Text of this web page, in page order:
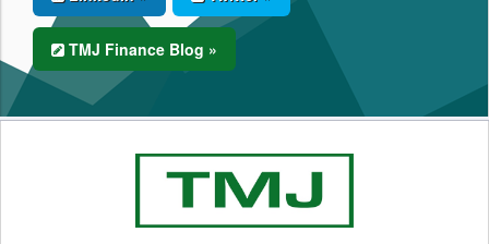
TMJ Finance Blog »